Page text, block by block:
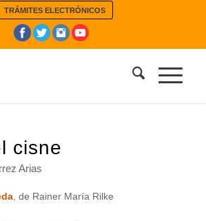
TRÁMITES ELECTRÓNICOS
cisne
Arias
, de Rainer María Rilke